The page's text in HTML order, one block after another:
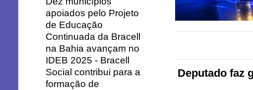
Deputado faz
apoiados pelo Projeto
de Educação
Continuada da Bracell
na Bahia avançam no
IDEB 2025 - Bracell
Social contribui para a
formação de